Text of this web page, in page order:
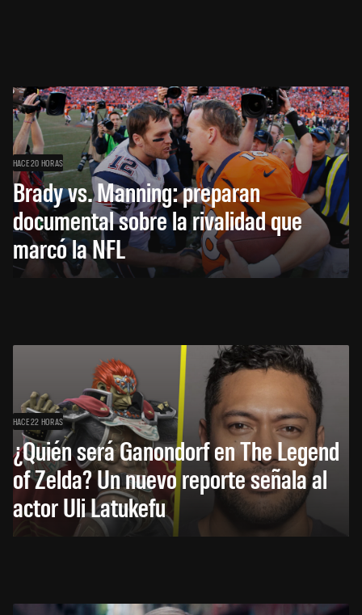
HACE 20 HORAS
Brady vs. Manning: preparan
documental sobre la rivalidad que
marcó la NFL
HACE 22 HORAS
¿Quién será Ganondorf en The Legend
of Zelda? Un nuevo reporte señala al
actor Uli Latukefu